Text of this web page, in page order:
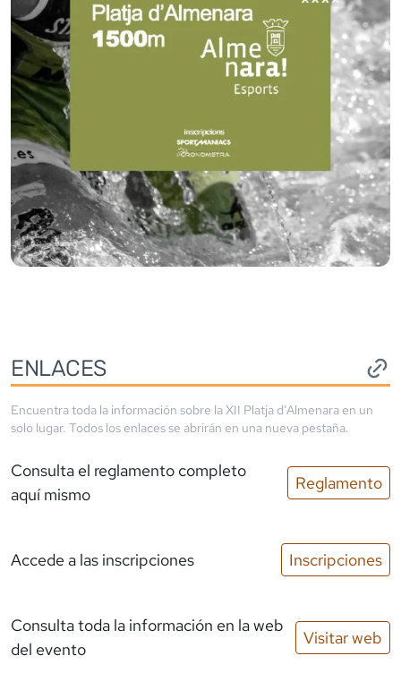
ENLACES
Encuentra toda la información sobre laXII Platja d’Almenara en un
solo lugar. Todos los enlaces se abrirán en una nueva pestaña.
Consulta el reglamento completo
aquí mismo
Reglamento
Accede a las inscripciones Inscripciones
Consulta toda la información en la web
del evento
Visitar web